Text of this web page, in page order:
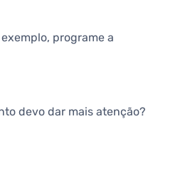
programe a
devo dar mais atenção?